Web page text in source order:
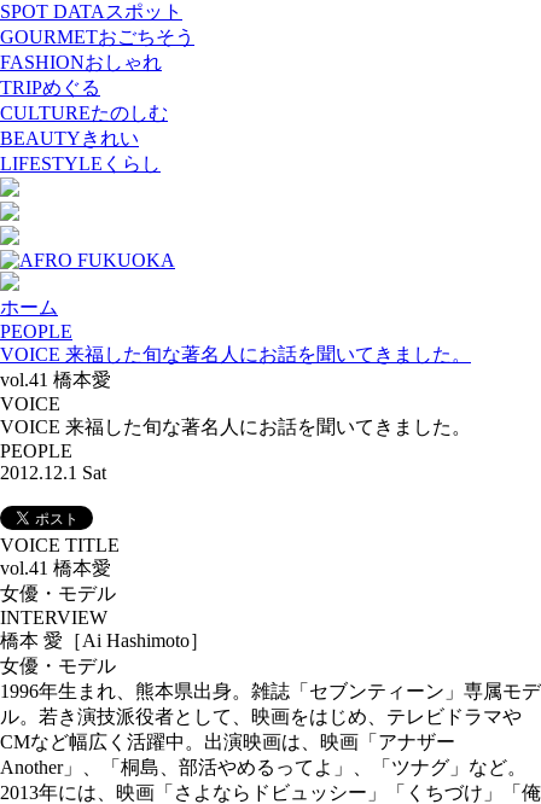
SPOT DATA スポット
GOURMETおごちそう
FASHIONおしゃれ
TRIPめぐる
CULTUREたのしむ
BEAUTYきれい
LIFESTYLE くらし
ホーム
PEOPLE
VOICE 来福した旬な著名人にお話を聞いてきました。
vol.41 橋本愛
VOICE
VOICE 来福した旬な著名人にお話を聞いてきました。
PEOPLE
2012.12.1 Sat
VOICE TITLE
vol.41 橋本愛
女優・モデル
INTERVIEW
橋本 愛［Ai Hashimoto］
女優・モデル
1996年生まれ、熊本県出身。雑誌「セブンティーン」専属モデ
ル。若き演技派役者として、映画をはじめ、テレビドラマや
CMなど幅広く活躍中。出演映画は、映画「アナザー
Another」、「桐島、部活やめるってよ」、「ツナグ」など。
2013年には、映画「さよならドビュッシー」「くちづけ」「俺